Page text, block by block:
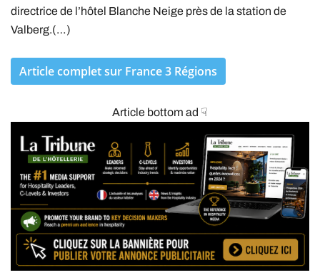
directrice de l’hôtel Blanche Neige près de la station de
Valberg.(…)
Article complet sur France 3 Régions
Article bottom ad ☟